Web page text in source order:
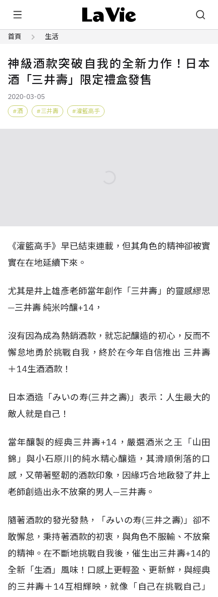
首頁 生活
神級酒款突破自我的全新力作！日本
酒「三井壽」限定禮盒發售
2020-03-05
酒 三井壽 灌籃高手
《灌籃高手》早已結束連載，但其角色的精神卻被實
實在在地延續下來。
尤其是井上雄彥老師當年創作「三井壽」的靈感繆思
—三井壽 純米吟釀+14，
沒有因為成為熱銷酒款，就忘記釀造的初心，反而不
懈怠地勇於挑戰自我，終於在今年自信推出 三井壽
＋14生酒酒款！
日本酒造「みいの寿(三井之壽)」表示：人生最大的
敵人就是自己！
當年釀製的經典三井壽+14，嚴選酒米之王「山田
錦」與小石原川的純水精心釀造，其滑順俐落的口
感，又帶著堅韌的酒款印象，因緣巧合地啟發了井上
老師創造出永不放棄的男人—三井壽。
隨著酒款的發光發熱，「みいの寿(三井之壽)」卻不
敢懈怠，秉持著酒款的初衷，與角色不服輸、不放棄
的精神。在不斷地挑戰自我後，催生出三井壽+14的
全新「生酒」風味！口感上更輕盈、更新鮮，與經典
的三井壽＋14互相輝映，就像「自己在挑戰自己」